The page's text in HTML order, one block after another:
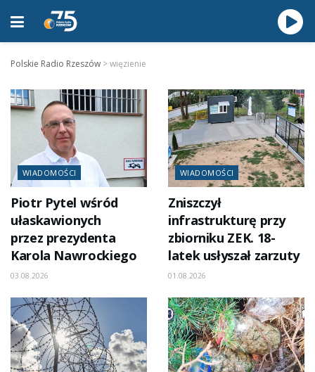
Polskie Radio Rzeszów >więzienie
WIADOMOŚCI
Piotr Pytel wśród
ułaskawionych
przez prezydenta
Karola Nawrockiego
03.08.2026
WIADOMOŚCI
Zniszczył
infrastrukturę przy
zbiorniku ZEK. 18-
latek usłyszał zarzuty
01.08.2026